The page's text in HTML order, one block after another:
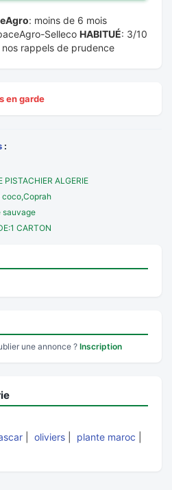
: moins de 6 mois
Selleco HABITUÉ: 3/10
rappels de prudence
en garde
:
PISTACHIER ALGERIE
coco,Coprah
sauvage
CARTON
une annonce ? Inscription
oliviers plante maroc